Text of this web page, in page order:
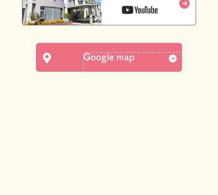
Google map